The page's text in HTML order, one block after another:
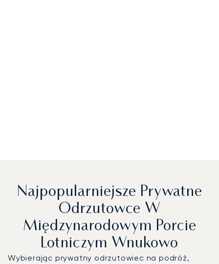
Najpopularniejsze Prywatne
Odrzutowce W
Międzynarodowym Porcie
Lotniczym Wnukowo
Wybierając prywatny odrzutowiec na podróż,